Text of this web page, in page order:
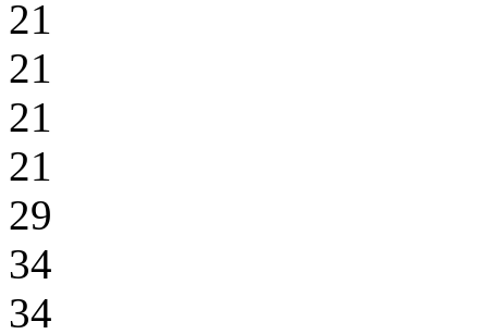
21
21
21
21
29
34
34